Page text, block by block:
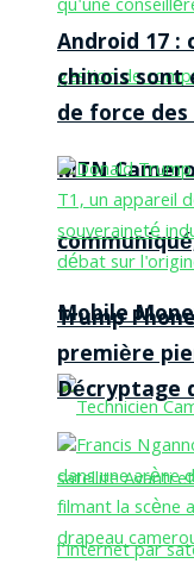
MTN
Mobile
Android 17
chinois
de force
Trump
première
Décryptage